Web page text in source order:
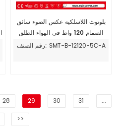
بلوتوث اللاسلكية عكس الضوء سائق
الصمام 120 واط في الهواء الطلق
لشرائط 5050 led
رقم الصنف: SMT-B-12120-5C-A
28 29 30 31
...
>>